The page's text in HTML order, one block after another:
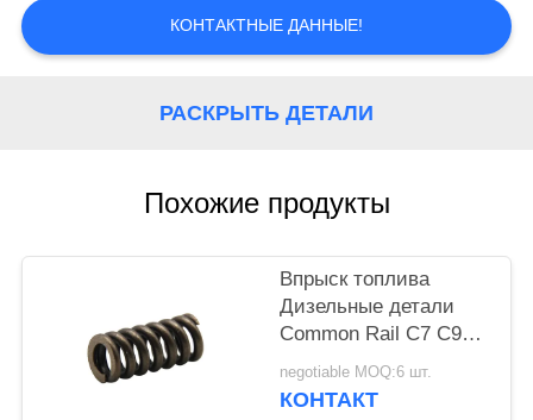
КАРТА
САЙТА
КОНТАКТНЫЕ ДАННЫЕ!
РАСКРЫТЬ ДЕТАЛИ
Похожие продукты
Впрыск топлива
Дизельные детали
Common Rail C7 C9
Впрыскная пружина
negotiable MOQ:6 шт.
КОНТАКТ